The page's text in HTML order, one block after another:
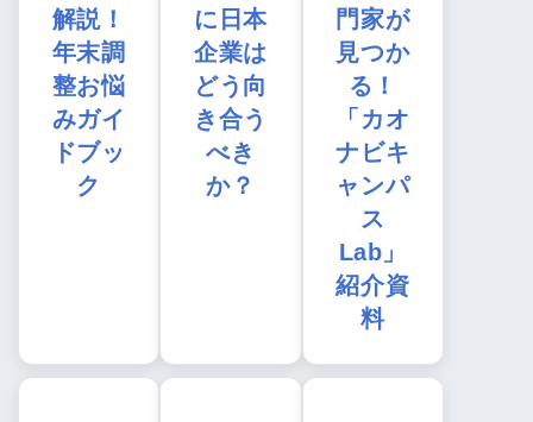
解説！
年末調
整お悩
みガイ
ドブッ
ク
に日本
企業は
どう向
き合う
べき
か？
門家が
見つか
る！
「カオ
ナビキ
ャンパ
ス
Lab」
紹介資
料